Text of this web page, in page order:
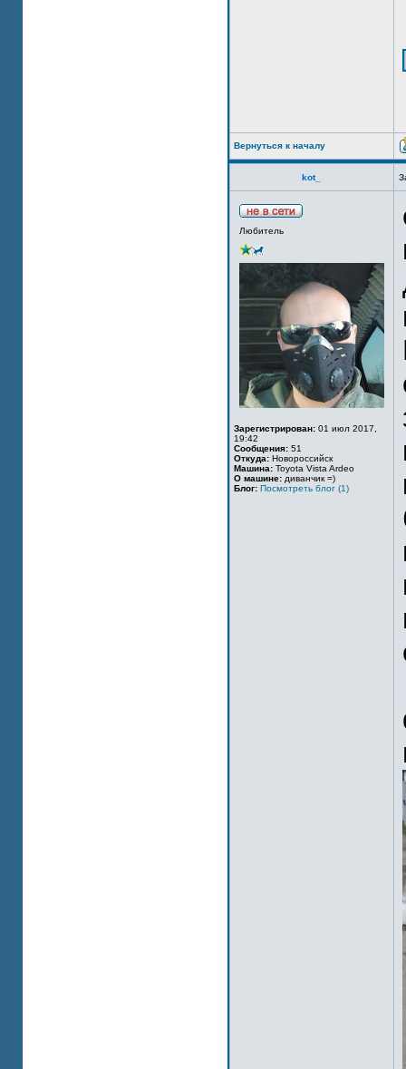
Вернуться к началу
kot_
Любитель
Зарегистрирован: 01 июл 2017,
19:42
Сообщения: 51
Откуда: Новороссийск
Машина: Toyota Vista Ardeo
О машине: диванчик =)
Блог: Посмотреть блог (1)